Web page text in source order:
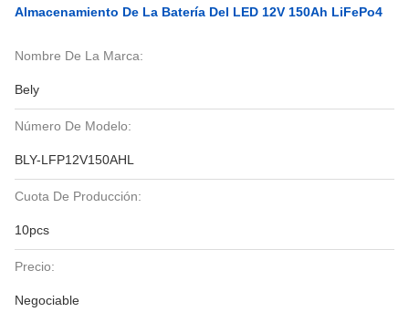
Almacenamiento De La Batería Del LED 12V 150Ah LiFePo4
Nombre De La Marca:
Bely
Número De Modelo:
BLY-LFP12V150AHL
Cuota De Producción:
10pcs
Precio:
Negociable